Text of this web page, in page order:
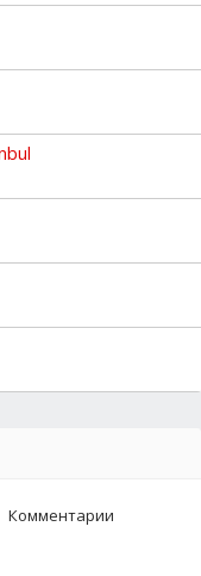
Комментарии